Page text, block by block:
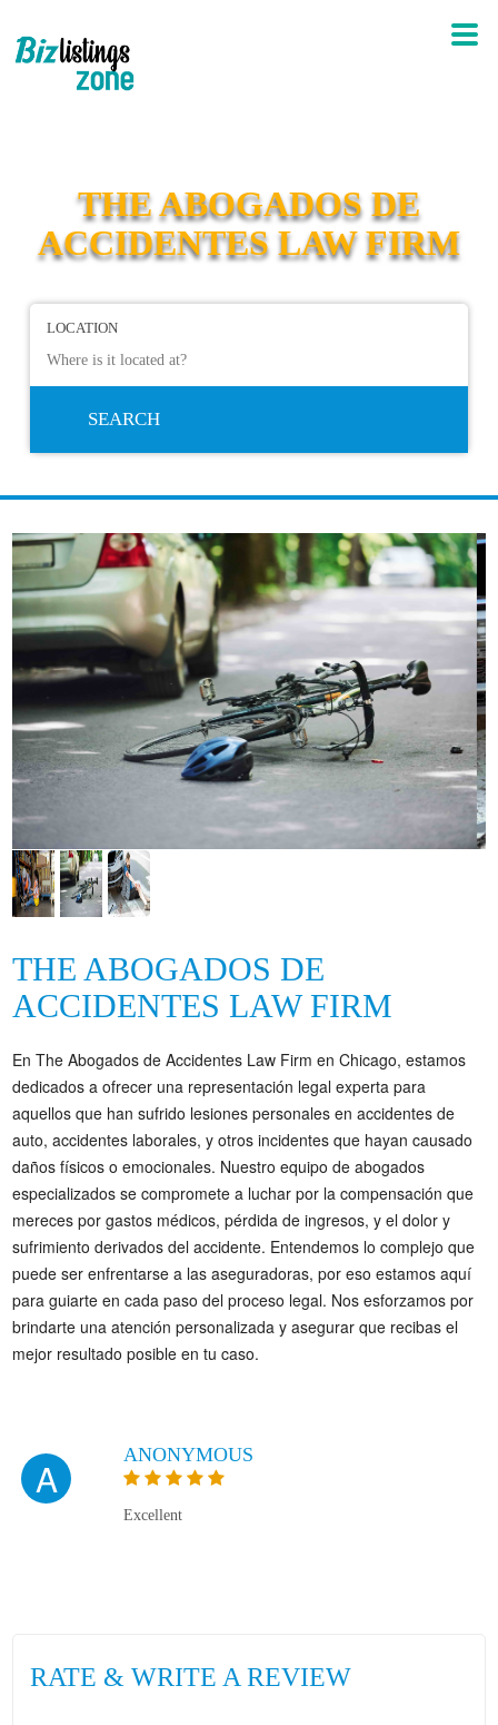
THE ABOGADOS DE
ACCIDENTES LAW FIRM
LOCATION
SEARCH
THE ABOGADOS DE
ACCIDENTES LAW FIRM
En The Abogados de Accidentes Law Firm en Chicago, estamos
dedicados a ofrecer una representación legal experta para
aquellos que han sufrido lesiones personales en accidentes de
auto, accidentes laborales, y otros incidentes que hayan causado
daños físicos o emocionales. Nuestro equipo de abogados
especializados se compromete a luchar por la compensación que
mereces por gastos médicos, pérdida de ingresos, y el dolor y
sufrimiento derivados del accidente. Entendemos lo complejo que
puede ser enfrentarse a las aseguradoras, por eso estamos aquí
para guiarte en cada paso del proceso legal. Nos esforzamos por
brindarte una atención personalizada y asegurar que recibas el
mejor resultado posible en tu caso.
A ANONYMOUS
Excellent
RATE & WRITE A REVIEW